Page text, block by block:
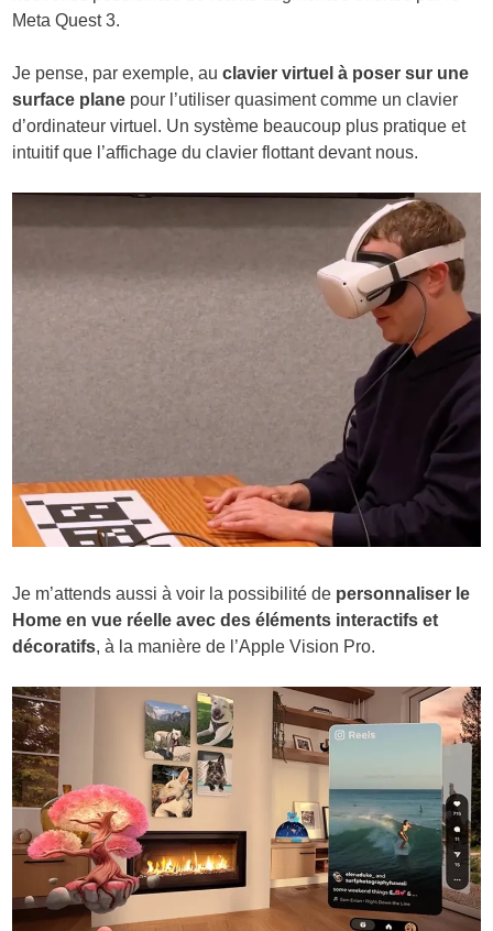
Meta Quest 3.
Je pense, par exemple, auclavier virtuel à poser sur une
surface plane pour l’utiliser quasiment comme un clavier
d’ordinateur virtuel. Un système beaucoup plus pratique et
intuitif que l’affichage du clavier flottant devant nous.
Je m’attends aussi à voir la possibilité de personnaliser le
Home en vue réelle avec des éléments interactifs et
décoratifs, à la manière de l’Apple Vision Pro.